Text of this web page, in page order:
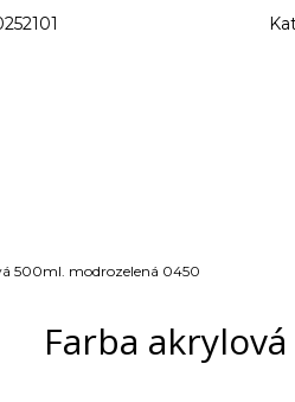
500ml. modrozelená 0450
Farba